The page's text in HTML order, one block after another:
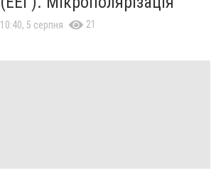
10:40, 5 серпня 21